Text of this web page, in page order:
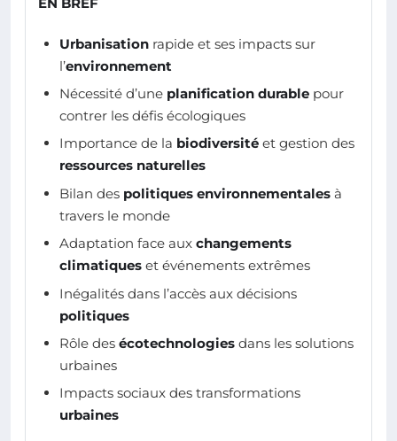
Urbanisation rapide et ses impacts sur
l’environnement
Nécessité d’une planification durable pour
contrer les défis écologiques
Importance de la biodiversité et gestion des
ressources naturelles
Bilan des politiques environnementales à
travers le monde
Adaptation face aux changements
climatiques et événements extrêmes
Inégalités dans l’accès aux décisions
politiques
Rôle des écotechnologies dans les solutions
urbaines
Impacts sociaux des transformations
urbaines